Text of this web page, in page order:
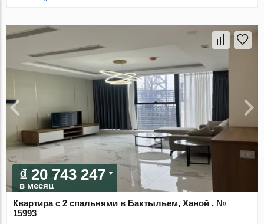
₫ 20 743 247
в месяц
Квартира с 2 спальнями в Бактыльем, Ханой , №
15993